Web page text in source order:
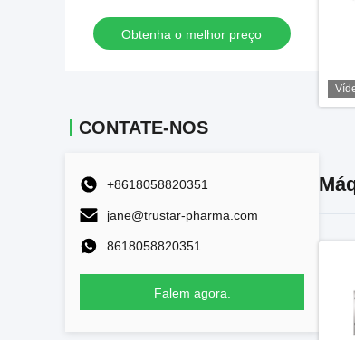
seringa de gel de ácido
hialurónico
Obtenha o melhor preço
CONTATE-NOS
+8618058820351
jane@trustar-pharma.com
8618058820351
Falem agora.